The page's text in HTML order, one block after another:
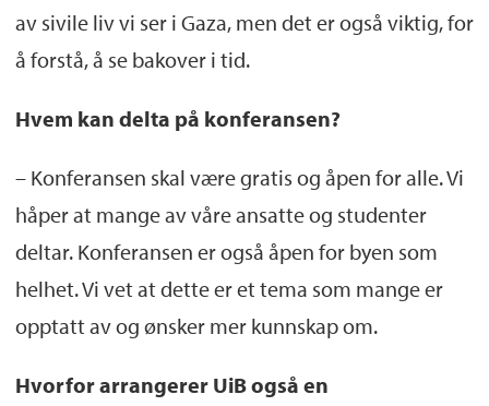
av sivile liv vi ser i Gaza, men det er også viktig, for
å forstå, å se bakover i tid.
Hvem kan delta på konferansen?
– Konferansen skal være gratis og åpen for alle. Vi
håper at mange av våre ansatte og studenter
deltar. Konferansen er også åpen for byen som
helhet. Vi vet at dette er et tema som mange er
opptatt av og ønsker mer kunnskap om.
Hvorfor arrangerer UiB også en